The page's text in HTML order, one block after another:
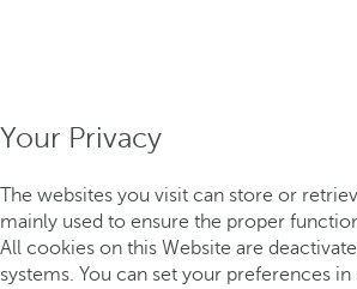
Your Privacy
The websites you visit can store or
mainly used to ensure the proper
All cookies on this Website are
systems. You can set your preferences